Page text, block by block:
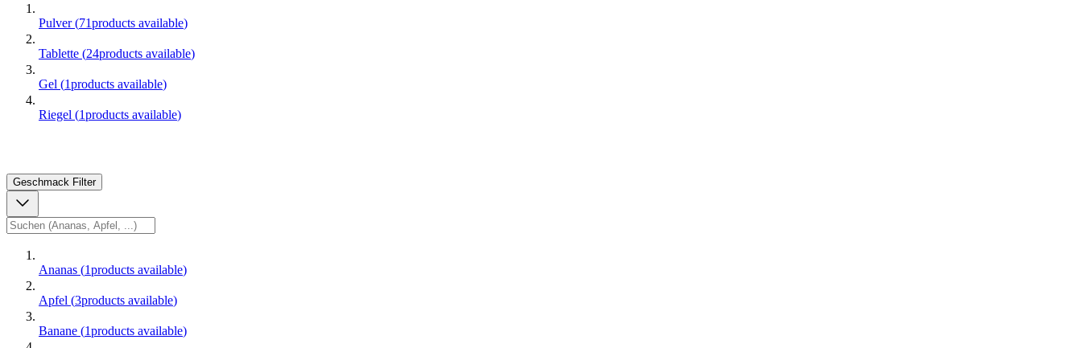
Pulver (71products available)
Tablette (24products available)
Gel (1products available)
Riegel (1products available)
Geschmack Filter
Ananas (1products available)
Apfel (3products available)
Banane (1products available)